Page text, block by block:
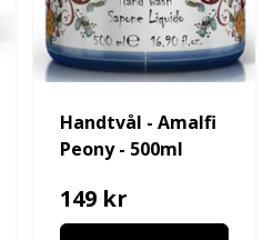
Handtvål - Amalfi
Peony - 500ml
149 kr